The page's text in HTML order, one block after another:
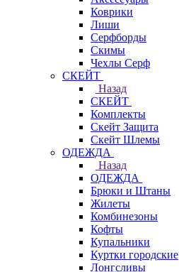
Коврики
Лиши
Серфборды
Скимы
Чехлы Cерф
СКЕЙТ
Назад
СКЕЙТ
Комплекты
Скейт Защита
Скейт Шлемы
ОДЕЖДА
Назад
ОДЕЖДА
Брюки и Штаны
Жилеты
Комбинезоны
Кофты
Купальники
Куртки городские
Лонгсливы